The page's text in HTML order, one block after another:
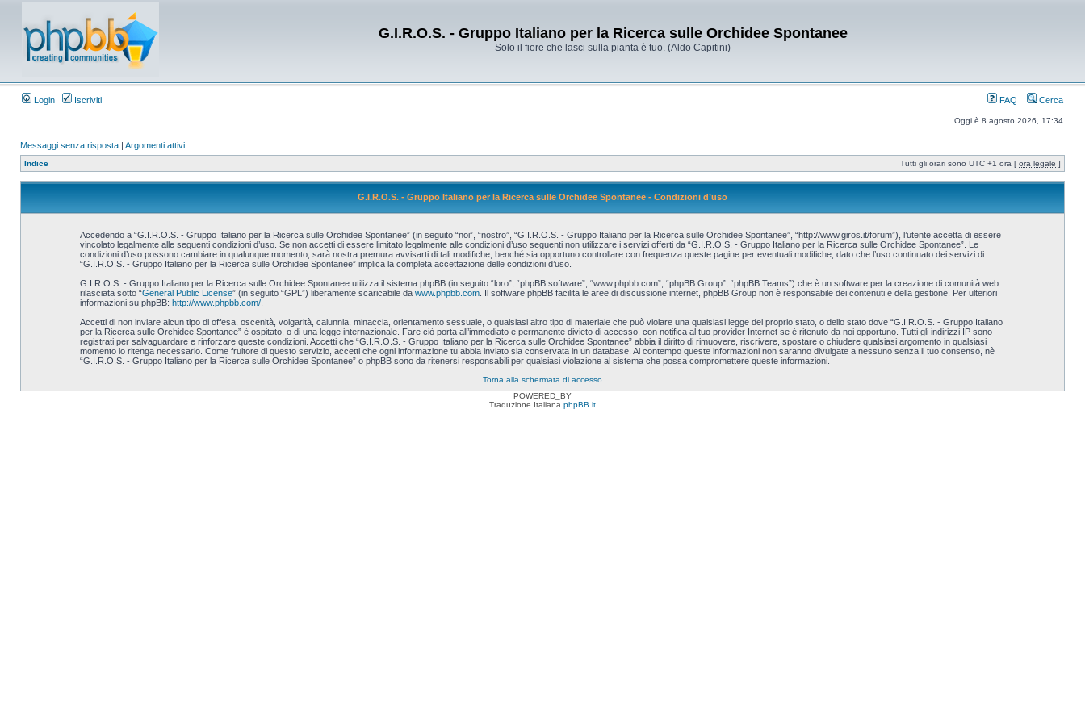
G.I.R.O.S. - Gruppo Italiano per la Ricerca sulle Orchidee Spontanee
Solo il fiore che lasci sulla pianta è tuo. (Aldo Capitini)
Login Iscriviti FAQ Cerca
Oggi è 8 agosto 2026, 17:34
Messaggi senza risposta | Argomenti attivi
Indice Tutti gli orari sono UTC +1 ora [ ora legale ]
G.I.R.O.S. - Gruppo Italiano per la Ricerca sulle Orchidee Spontanee - Condizioni d’uso
Accedendo a “G.I.R.O.S. - Gruppo Italiano per la Ricerca sulle Orchidee Spontanee” (in seguito “noi”, “nostro”, “G.I.R.O.S. - Gruppo Italiano per la Ricerca sulle Orchidee Spontanee”, “http://www.giros.it/forum”), l’utente accetta di essere
vincolato legalmente alle seguenti condizioni d’uso. Se non accetti di essere limitato legalmente alle condizioni d’uso seguenti non utilizzare i servizi offerti da “G.I.R.O.S. - Gruppo Italiano per la Ricerca sulle Orchidee Spontanee”. Le
condizioni d’uso possono cambiare in qualunque momento, sarà nostra premura avvisarti di tali modifiche, benché sia opportuno controllare con frequenza queste pagine per eventuali modifiche, dato che l’uso continuato dei servizi di
“G.I.R.O.S. - Gruppo Italiano per la Ricerca sulle Orchidee Spontanee” implica la completa accettazione delle condizioni d’uso.
G.I.R.O.S. - Gruppo Italiano per la Ricerca sulle Orchidee Spontanee utilizza il sistema phpBB (in seguito “loro”, “phpBB software”, “www.phpbb.com”, “phpBB Group”, “phpBB Teams”) che è un software per la creazione di comunità web
rilasciata sotto “General Public License” (in seguito “GPL”) liberamente scaricabile da www.phpbb.com. Il software phpBB facilita le aree di discussione internet, phpBB Group non è responsabile dei contenuti e della gestione. Per ulteriori
informazioni su phpBB: http://www.phpbb.com/.
Accetti di non inviare alcun tipo di offesa, oscenità, volgarità, calunnia, minaccia, orientamento sessuale, o qualsiasi altro tipo di materiale che può violare una qualsiasi legge del proprio stato, o dello stato dove “G.I.R.O.S. - Gruppo Italiano
per la Ricerca sulle Orchidee Spontanee” è ospitato, o di una legge internazionale. Fare ciò porta all’immediato e permanente divieto di accesso, con notifica al tuo provider Internet se è ritenuto da noi opportuno. Tutti gli indirizzi IP sono
registrati per salvaguardare e rinforzare queste condizioni. Accetti che “G.I.R.O.S. - Gruppo Italiano per la Ricerca sulle Orchidee Spontanee” abbia il diritto di rimuovere, riscrivere, spostare o chiudere qualsiasi argomento in qualsiasi
momento lo ritenga necessario. Come fruitore di questo servizio, accetti che ogni informazione tu abbia inviato sia conservata in un database. Al contempo queste informazioni non saranno divulgate a nessuno senza il tuo consenso, nè
“G.I.R.O.S. - Gruppo Italiano per la Ricerca sulle Orchidee Spontanee” o phpBB sono da ritenersi responsabili per qualsiasi violazione al sistema che possa compromettere queste informazioni.
Torna alla schermata di accesso
POWERED_BY
Traduzione Italiana phpBB.it